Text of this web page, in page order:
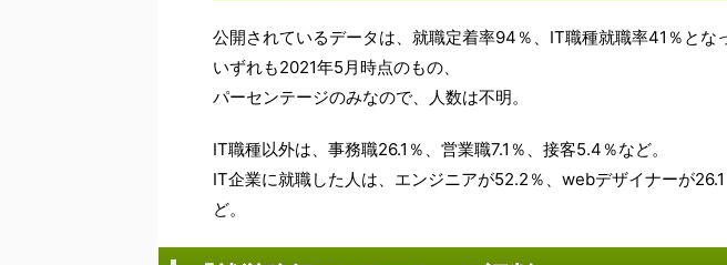
公開されているデータは、就職定着率94％、IT職種就職率41％とな
いずれも2021年5月時点のもの、
パーセンテージのみなので、人数は不明。
IT職種以外は、事務職26.1％、営業職7.1％、接客5.4％など。
IT企業に就職した人は、エンジニアが52.2％、webデザイナーが
ど。